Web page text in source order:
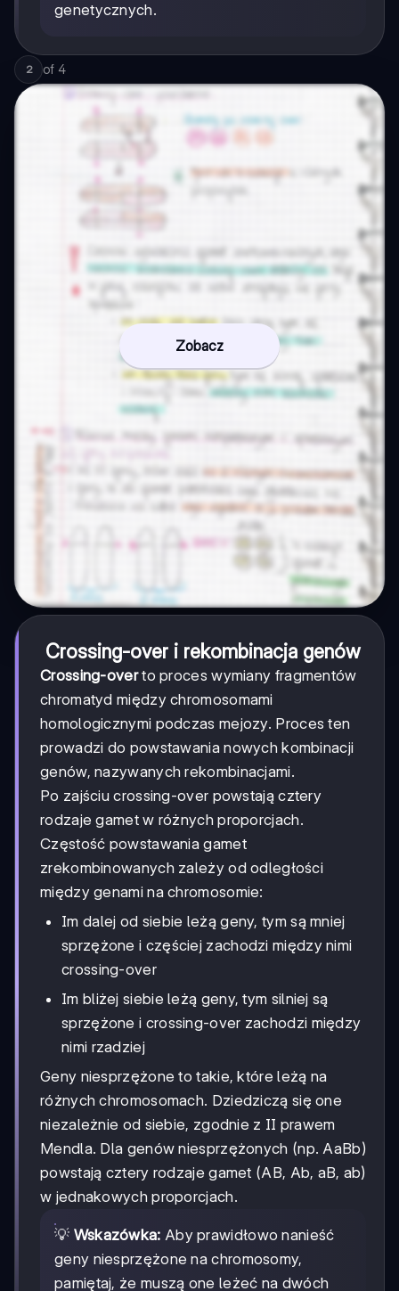
genetycznych.
2 of 4
Zobacz
Crossing-over i rekombinacja genów
Crossing-overto proces wymiany fragmentów
chromatyd między chromosomami
homologicznymi podczas mejozy. Proces ten
prowadzi do powstawania nowych kombinacji
genów, nazywanych rekombinacjami.
Po zajściu crossing-over powstają cztery
rodzaje gamet w różnych proporcjach.
Częstość powstawania gamet
zrekombinowanych zależy od odległości
między genami na chromosomie:
Im dalej od siebie leżą geny, tym są mniej
sprzężone i częściej zachodzi między nimi
crossing-over
Im bliżej siebie leżą geny, tym silniej są
sprzężone i crossing-over zachodzi między
nimi rzadziej
Geny niesprzężone to takie, które leżą na
różnych chromosomach. Dziedziczą się one
niezależnie od siebie, zgodnie z II prawem
Mendla. Dla genów niesprzężonych (np. AaBb)
powstają cztery rodzaje gamet (AB, Ab, aB, ab)
w jednakowych proporcjach.
💡 Wskazówka: Aby prawidłowo nanieść
geny niesprzężone na chromosomy,
pamiętaj, że muszą one leżeć na dwóch